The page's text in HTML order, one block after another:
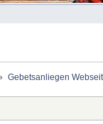
Gebetsanliegen